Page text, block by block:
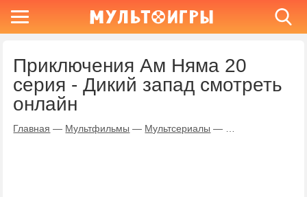
Приключения Ам Няма 20
серия - Дикий запад смотреть
онлайн
Главная — Мультфильмы — Мультсериалы —